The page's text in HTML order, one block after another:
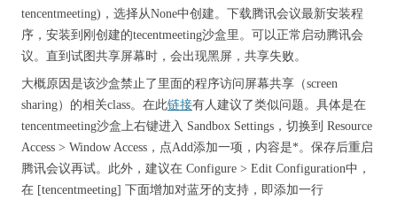
tencentmeeting)，选择从None中创建。下载腾讯会议最新安装程
序，安装到刚创建的tecentmeeting沙盒里。可以正常启动腾讯会
议。直到试图共享屏幕时，会出现黑屏，共享失败。
大概原因是该沙盒禁止了里面的程序访问屏幕共享（screen
sharing）的相关class。在此链接有人建议了类似问题。具体是在
tencentmeeting沙盒上右键进入 Sandbox Settings，切换到 Resource
Access > Window Access，点Add添加一项，内容是*。保存后重启
腾讯会议再试。此外，建议在 Configure > Edit Configuration中，
在 [tencentmeeting] 下面增加对蓝牙的支持，即添加一行